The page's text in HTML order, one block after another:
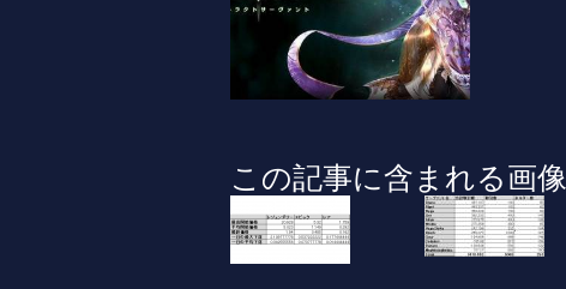
この記事に含まれる画像